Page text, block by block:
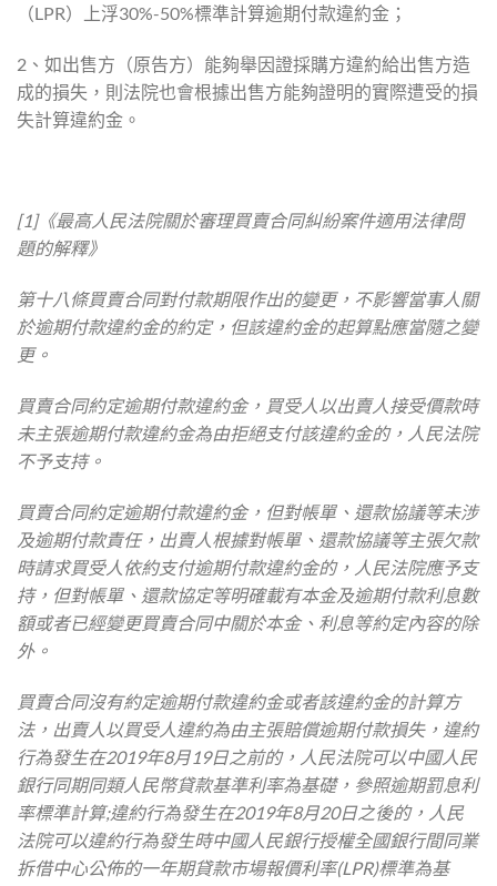
（LPR）上浮30%-50%標準計算逾期付款違約金；
2、如出售方（原告方）能夠舉因證採購方違約給出售方造
成的損失，則法院也會根據出售方能夠證明的實際遭受的損
失計算違約金。
[1]《最高人民法院關於審理買賣合同糾紛案件適用法律問
題的解釋》
第十八條買賣合同對付款期限作出的變更，不影響當事人關
於逾期付款違約金的約定，但該違約金的起算點應當隨之變
更。
買賣合同約定逾期付款違約金，買受人以出賣人接受價款時
未主張逾期付款違約金為由拒絕支付該違約金的，人民法院
不予支持。
買賣合同約定逾期付款違約金，但對帳單、還款協議等未涉
及逾期付款責任，出賣人根據對帳單、還款協議等主張欠款
時請求買受人依約支付逾期付款違約金的，人民法院應予支
持，但對帳單、還款協定等明確載有本金及逾期付款利息數
額或者已經變更買賣合同中關於本金、利息等約定內容的除
外。
買賣合同沒有約定逾期付款違約金或者該違約金的計算方
法，出賣人以買受人違約為由主張賠償逾期付款損失，違約
行為發生在2019年8月19日之前的，人民法院可以中國人民
銀行同期同類人民幣貸款基準利率為基礎，參照逾期罰息利
率標準計算;違約行為發生在2019年8月20日之後的，人民
法院可以違約行為發生時中國人民銀行授權全國銀行間同業
拆借中心公佈的一年期貸款市場報價利率(LPR)標準為基